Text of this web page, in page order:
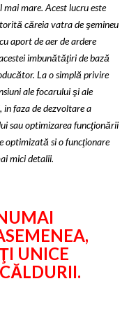
mare. Acest lucru este
căreia vatra de şemineu
aport de aer de ardere
imbunătăţiri de bază
La o simplă privire
ale focarului şi ale
faza de dezvoltare a
sau optimizarea funcţionării
optimizată si o funcţionare
mici detalii.
UNICE